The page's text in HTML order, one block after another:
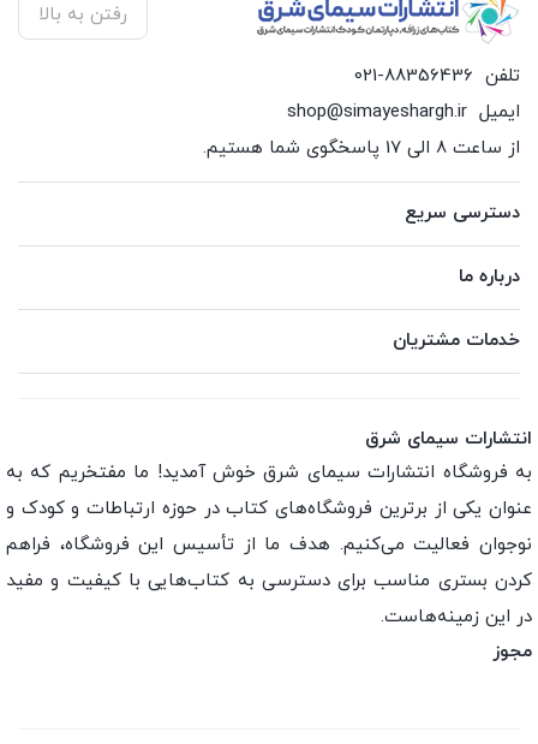
رفتن به بالا
تلفن 021-88356436
ایمیل shop@simayeshargh.ir
از ساعت 8 الی 17 پاسخگوی شما هستیم.
دسترسی سریع
درباره ما
خدمات مشتریان
انتشارات سیمای شرق
به فروشگاه انتشارات سیمای شرق خوش آمدید! ما مفتخریم که به
عنوان یکی از برترین فروشگاه‌های کتاب در حوزه ارتباطات و کودک و
نوجوان فعالیت می‌کنیم. هدف ما از تأسیس این فروشگاه، فراهم
کردن بستری مناسب برای دسترسی به کتاب‌هایی با کیفیت و مفید
در این زمینه‌هاست.
مجوز